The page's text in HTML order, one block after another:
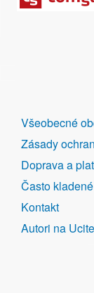
DALŠÍ
ODKAZY
Všeobecné
Zásady
Doprava a
Často
Kontakt
Autori na